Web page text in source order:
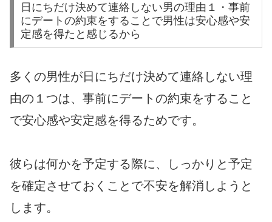
日にちだけ決めて連絡しない男の理由１・事前
にデートの約束をすることで男性は安心感や安
定感を得たと感じるから
多くの男性が日にちだけ決めて連絡しない理
由の１つは、事前にデートの約束をすること
で安心感や安定感を得るためです。
彼らは何かを予定する際に、しっかりと予定
を確定させておくことで不安を解消しようと
します。